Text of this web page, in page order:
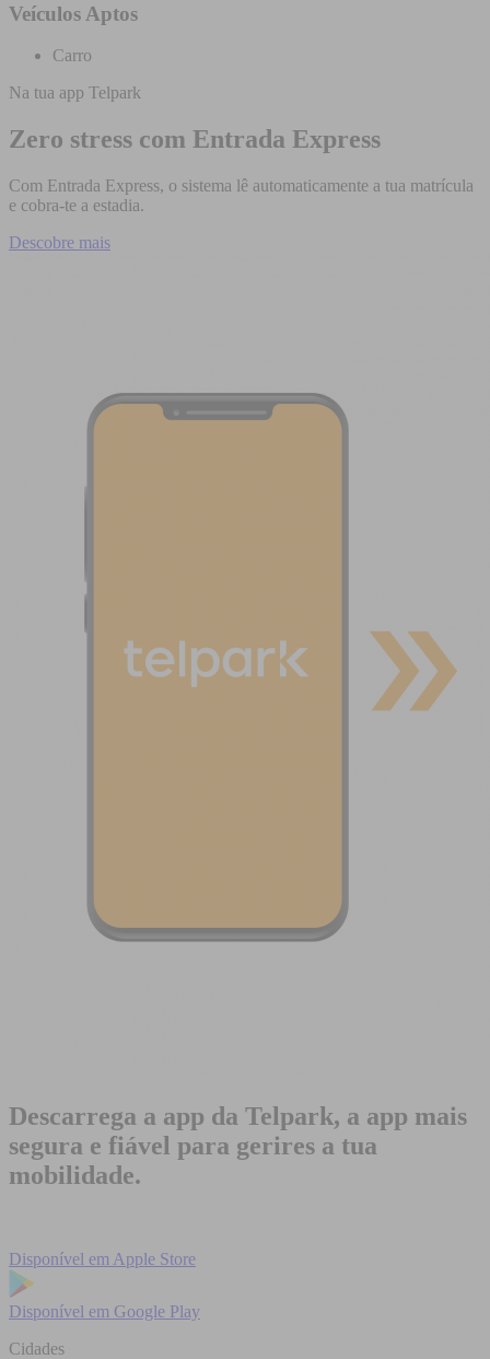
Veículos Aptos
Carro
Na tua app Telpark
Zero stress com Entrada Express
Com Entrada Express, o sistema lê automaticamente a tua matrícula
e cobra-te a estadia.
Descobre mais
Descarrega a app da Telpark, a app mais
segura e fiável para gerires a tua
mobilidade.
Disponível em Apple Store
Disponível em Google Play
Cidades